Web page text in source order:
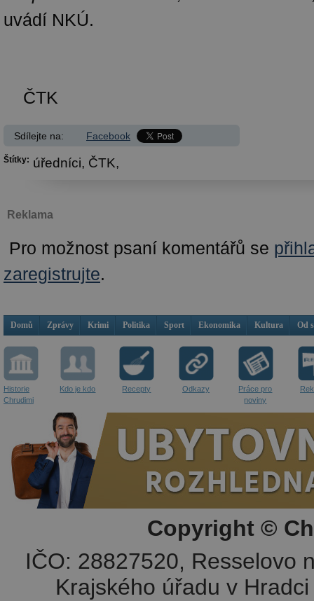
uvádí NKÚ.
ČTK
Sdílejte na: Facebook
Štítky: úředníci, ČTK,
Reklama
Pro možnost psaní komentářů se
zaregistrujte.
Domů Zprávy Krimi Politika Sport Ekonomika Kultura Od
Historie
Chrudimi
Kdo je kdo Recepty Odkazy
Práce pro
noviny
Copyright ©
IČO: 28827520, Resselovo
Krajského úřadu v